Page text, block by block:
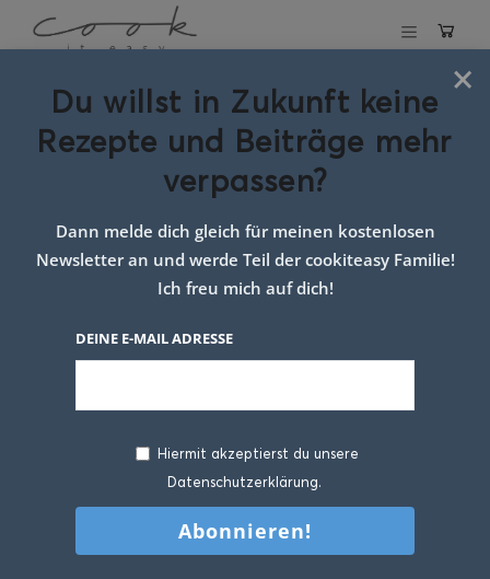
Bratapfel Donuts
6. NOVEMBER 2025
gehört für mich einfach zur
Weihnachtszeitdazu – ob mit den Kids, mit
Freunden bei Tee und Kerzenschein. Der Duft
×
Du willst in Zukunft keine
Rezepte und Beiträge mehr
verpassen?
Dann melde dich gleich für meinen kostenlosen
Newsletter an und werde Teil der cookiteasy Familie!
Ich freu mich auf dich!
DEINE E-MAIL ADRESSE
Hiermit akzeptierst du unsere
Datenschutzerklärung.